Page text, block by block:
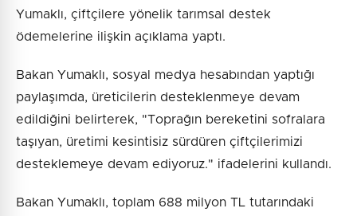
Yumaklı, çiftçilere yönelik tarımsal destek
ödemelerine ilişkin açıklama yaptı.
Bakan Yumaklı, sosyal medya hesabından yaptığı
paylaşımda, üreticilerin desteklenmeye devam
edildiğini belirterek, "Toprağın bereketini sofralara
taşıyan, üretimi kesintisiz sürdüren çiftçilerimizi
desteklemeye devam ediyoruz." ifadelerini kullandı.
Bakan Yumaklı, toplam 688 milyon TL tutarındaki